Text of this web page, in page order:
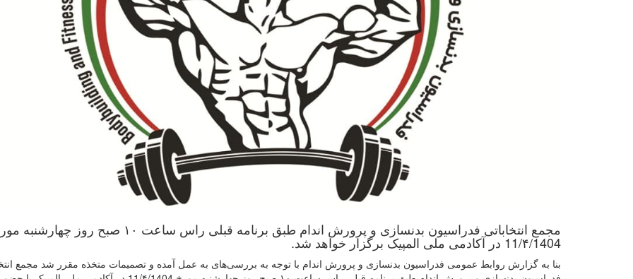
مجمع انتخاباتی فدراسیون بدنسازی و پرورش اندام طبق برنامه قبلی راس ساعت ۱۰ صبح روز
11/۴/1404 در آکادمی ملی المپیک برگزار خواهد شد.
بنا به گزارش روابط عمومی فدراسیون بدنسازی و پرورش اندام با توجه به بررسی‌های به عمل آمده و تصمیمات متخذه مقرر شد مجمع